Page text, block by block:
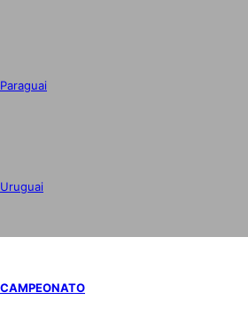
Paraguai
Uruguai
CAMPEONATO